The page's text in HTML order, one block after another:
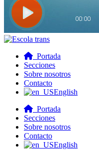
Portada
Secciones
Sobre nosotros
Contacto
English
Portada
Secciones
Sobre nosotros
Contacto
English